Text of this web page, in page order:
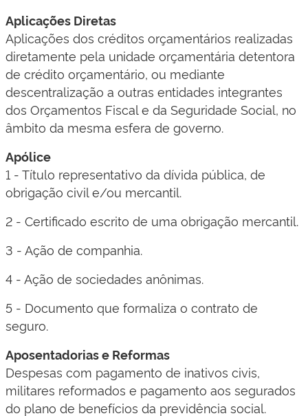
Aplicações Diretas
Aplicações dos créditos orçamentários realizadas
diretamente pela unidade orçamentária detentora
de crédito orçamentário, ou mediante
descentralização a outras entidades integrantes
dos Orçamentos Fiscal e da Seguridade Social, no
âmbito da mesma esfera de governo.
Apólice
1 - Título representativo da dívida pública, de
obrigação civil e/ou mercantil.
2 - Certificado escrito de uma obrigação mercantil.
3 - Ação de companhia.
4 - Ação de sociedades anônimas.
5 - Documento que formaliza o contrato de
seguro.
Aposentadorias e Reformas
Despesas com pagamento de inativos civis,
militares reformados e pagamento aos segurados
do plano de benefícios da previdência social.